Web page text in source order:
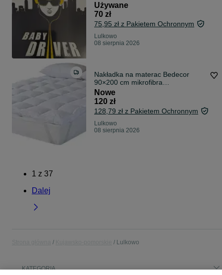
Używane
70 zł
75,95 zł z Pakietem Ochronnym
Lulkowo
08 sierpnia 2026
Nakładka na materac Bedecor
90×200 cm mikrofibra
hipoalergiczna
Nowe
120 zł
128,79 zł z Pakietem Ochronnym
Lulkowo
08 sierpnia 2026
1 z 37
Dalej
Lulkowo
KATEGORIA